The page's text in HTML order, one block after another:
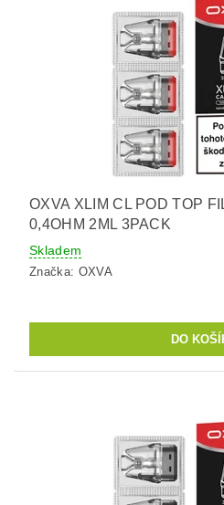
OXVA XLIM CL POD TOP
0,4OHM 2ML 3PACK
Skladem
Značka: OXVA